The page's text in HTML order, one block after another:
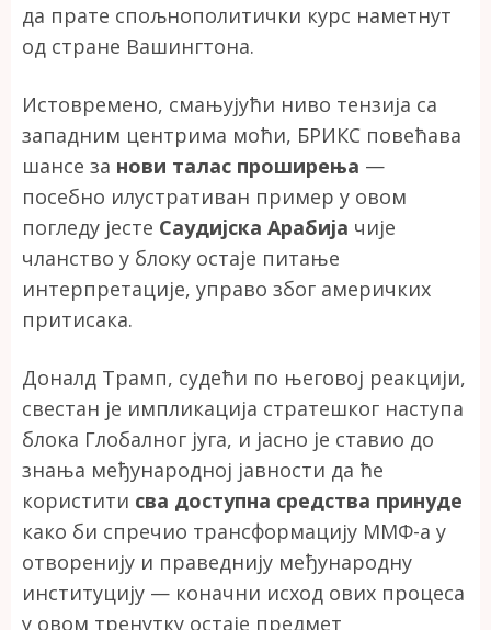
да прате спољнополитички курс наметнут
од стране Вашингтона.
Истовремено, смањујући ниво тензија са
западним центрима моћи, БРИКС повећава
шансе за нови талас проширења —
посебно илустративан пример у овом
погледу јесте Саудијска Арабија чије
чланство у блоку остаје питање
интерпретације, управо због америчких
притисака.
Доналд Трамп, судећи по његовој реакцији,
свестан је импликација стратешког наступа
блока Глобалног југа, и јасно је ставио до
знања међународној јавности да ће
користити сва доступна средства принуде
како би спречио трансформацију ММФ-а у
отворенију и праведнију међународну
институцију — коначни исход ових процеса
у овом тренутку остаје предмет